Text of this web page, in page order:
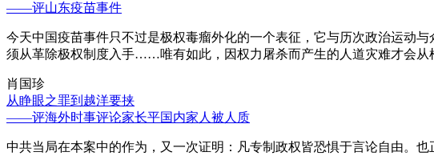
——评山东疫苗事件
今天中国疫苗事件只不过是极权毒瘤外化的一个表征，它与历次政治运动
须从革除极权制度入手……唯有如此，因权力屠杀而产生的人道灾难才会从
肖国珍
从睁眼之罪到越洋要挟
——评海外时事评论家长平国内家人被人质
中共当局在本案中的作为，又一次证明：凡专制政权皆恐惧于言论自由。